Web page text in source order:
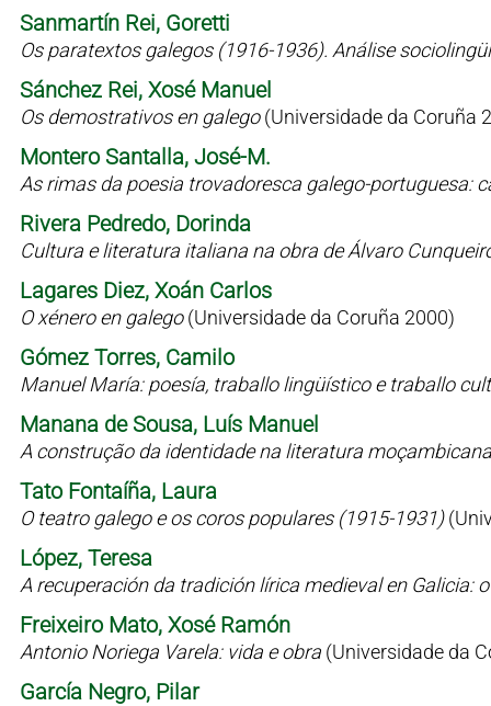
Sanmartín Rei, Goretti
Os paratextos galegos (1916-1936). Análise
Sánchez Rei, Xosé Manuel
Os demostrativos en galego(Universidade da Coruña
Montero Santalla, José-M.
As rimas da poesia trovadoresca galego-portuguesa:
Rivera Pedredo, Dorinda
Cultura e literatura italiana na obra de Álvaro
Lagares Diez, Xoán Carlos
O xénero en galego(Universidade da Coruña 2000)
Gómez Torres, Camilo
Manuel María: poesía, traballo lingüístico e traballo
Manana de Sousa, Luís Manuel
A construção da identidade na literatura
Tato Fontaíña, Laura
O teatro galego e os coros populares (1915-1931)
López, Teresa
A recuperación da tradición lírica medieval en Galicia:
Freixeiro Mato, Xosé Ramón
Antonio Noriega Varela: vida e obra (Universidade da
García Negro, Pilar